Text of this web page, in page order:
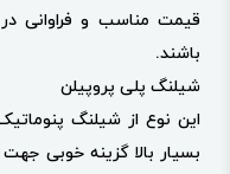
قیمت مناسب و فراوانی در
باشند.
شیلنگ پلی پروپیلن
این نوع از شیلنگ
بسیار بالا گزینه خوبی جهت